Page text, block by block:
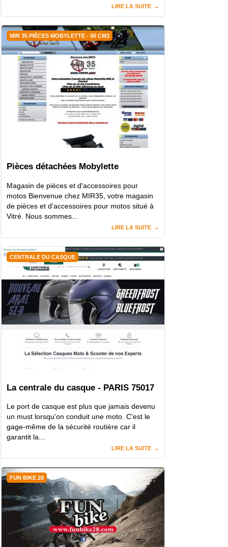
LIRE LA SUITE
MIR 35 PIÈCES MOBYLETTE - 50 CM3
Pièces détachées Mobylette
Magasin de pièces et d'accessoires pour
motos Bienvenue chez MIR35, votre magasin
de pièces et d'accessoires pour motos situé à
Vitré. Nous sommes...
LIRE LA SUITE
CENTRALE DU CASQUE
La centrale du casque - PARIS 75017
Le port de casque est plus que jamais devenu
un must lorsqu’on conduit une moto. C'est le
gage-même de la sécurité routière car il
garantit la...
LIRE LA SUITE
FUN BIKE 28